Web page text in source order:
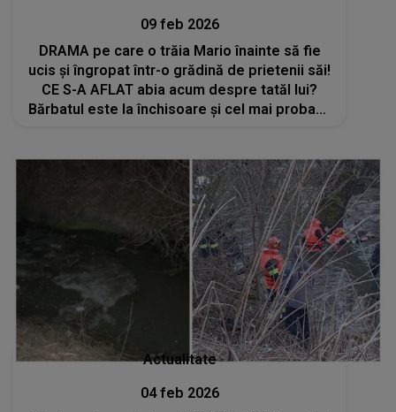
09 feb 2026
DRAMA pe care o trăia Mario înainte să fie
ucis și îngropat într-o grădină de prietenii săi!
CE S-A AFLAT abia acum despre tatăl lui?
Bărbatul este la închisoare și cel mai probabil
Actualitate
04 feb 2026